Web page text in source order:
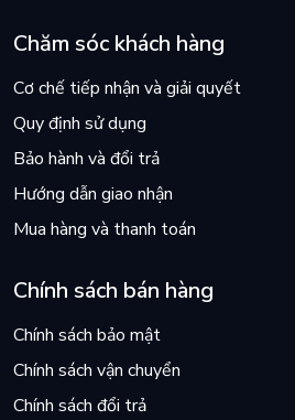
Chăm sóc khách hàng
Cơ chế tiếp nhận và giải quyết
Quy định sử dụng
Bảo hành và đổi trả
Hướng dẫn giao nhận
Mua hàng và thanh toán
Chính sách bán hàng
Chính sách bảo mật
Chính sách vận chuyển
Chính sách đổi trả